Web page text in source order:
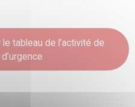
tableau de l’activité de